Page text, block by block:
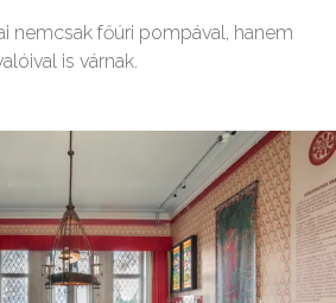
nemcsak főúri pompával, hanem
is várnak.